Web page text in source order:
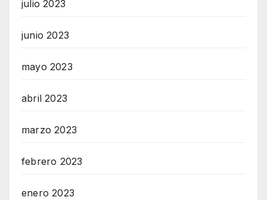
julio 2023
junio 2023
mayo 2023
abril 2023
marzo 2023
febrero 2023
enero 2023